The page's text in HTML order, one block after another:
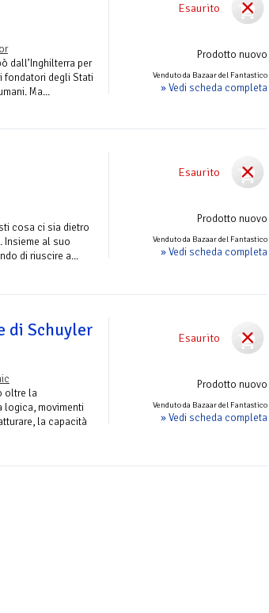
Esaurito
Prodotto nuovo
Venduto da Bazaar del Fantastico
» Vedi scheda completa
dall’Inghilterra per
fondatori degli Stati
Ma...
Esaurito
Prodotto nuovo
Venduto da Bazaar del Fantastico
» Vedi scheda completa
cosa ci sia dietro
Insieme al suo
di riuscire a...
Esaurito
Prodotto nuovo
Venduto da Bazaar del Fantastico
» Vedi scheda completa
di Schuyler
oltre la
logica, movimenti
la capacità